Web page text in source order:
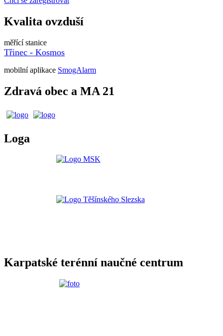
Kvalita ovzduší
měřící stanice
Třinec - Kosmos
mobilní aplikace SmogAlarm
Zdravá obec a MA 21
Loga
Karpatské terénní naučné centrum